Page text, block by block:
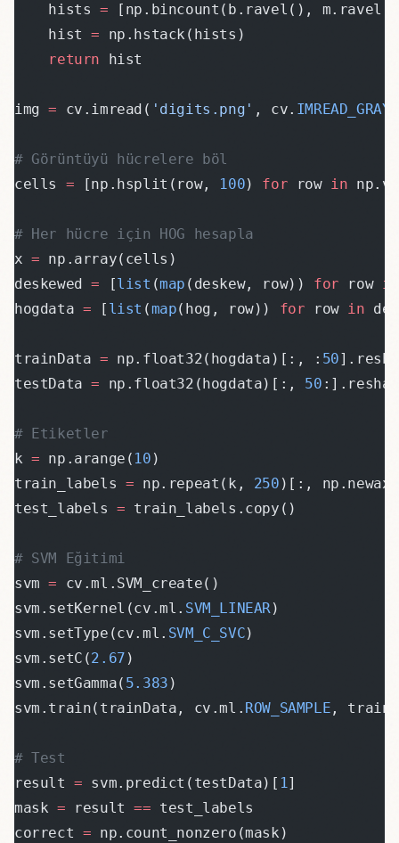
    hists
= [np.bincount(b.ravel(),
    hist
= np.hstack(hists)
    return
hist
img = cv.imread( 'digits.png' , cv.
# Görüntüyü hücrelere böl
cells = [np.hsplit(row, 100) for row in
# Her hücre için HOG hesapla
x = np.array(cells)
deskewed = [list (map (deskew, row)) for row in
hogdata = [ list (map(hog, row)) for row in
trainData = np.float32(hogdata)[:, : 50
testData = np.float32(hogdata)[:, 50
# Etiketler
k = np.arange( 10 )
train_labels = np.repeat(k, 250 )[:,
test_labels = train_labels.copy()
# SVM Eğitimi
svm = cv.ml.SVM_create()
svm.setKernel(cv.ml. SVM_LINEAR)
svm.setType(cv.ml. SVM_C_SVC)
svm.setC(2.67 )
svm.setGamma( 5.383 )
svm.train(trainData, cv.ml. ROW_SAMPLE ,
# Test
result = svm.predict(testData)[ 1]
mask = result == test_labels
correct = np.count_nonzero(mask)